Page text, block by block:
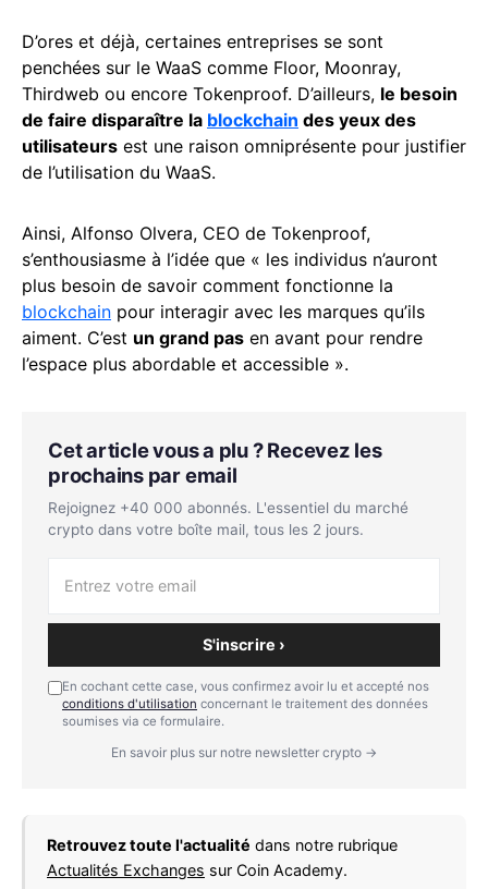
D’ores et déjà, certaines entreprises se sont
penchées sur le WaaS comme Floor, Moonray,
Thirdweb ou encore Tokenproof. D’ailleurs, le besoin
de faire disparaître la blockchain des yeux des
utilisateurs est une raison omniprésente pour justifier
de l’utilisation du WaaS.
Ainsi, Alfonso Olvera, CEO de Tokenproof,
s’enthousiasme à l’idée que « les individus n’auront
plus besoin de savoir comment fonctionne la
blockchain pour interagir avec les marques qu’ils
aiment. C’est un grand pas en avant pour rendre
l’espace plus abordable et accessible ».
Cet article vous a plu ? Recevez les
prochains par email
Rejoignez +40 000 abonnés. L'essentiel du marché
crypto dans votre boîte mail, tous les 2 jours.
S'inscrire ›
En cochant cette case, vous confirmez avoir lu et accepté nos
conditions d'utilisation concernant le traitement des données
soumises via ce formulaire.
En savoir plus sur notre newsletter crypto →
Retrouvez toute l'actualité dans notre rubrique
Actualités Exchanges sur Coin Academy.